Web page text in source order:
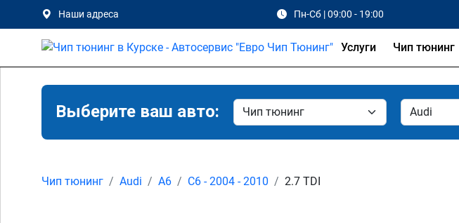
Наши адреса Пн-Сб | 09:00 - 19:00
Услуги Чип тюнинг
Выберите ваш авто:
Чип тюнинг Audi A6 C6 - 2004 - 2010 2.7 TDI